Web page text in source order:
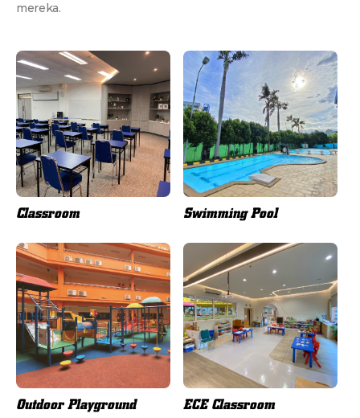
mereka.
Classroom Swimming Pool
Outdoor Playground ECE Classroom